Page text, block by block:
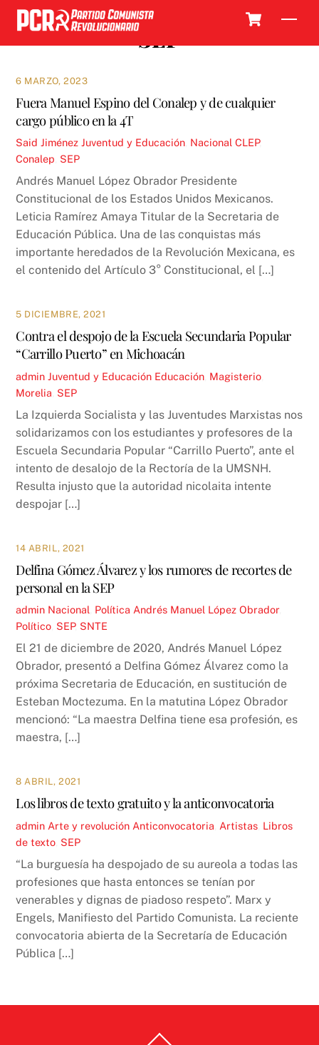
Skip
content
SEP
6 MARZO, 2023
Fuera Manuel Espino del Conalep y de cualquier
cargo público en la 4T
Said Jiménez Juventud y Educación Nacional CLEP,
Conalep SEP
Andrés Manuel López Obrador Presidente
Constitucional de los Estados Unidos Mexicanos.
Leticia Ramírez Amaya Titular de la Secretaria de
Educación Pública. Una de las conquistas más
importante heredados de la Revolución Mexicana, es
el contenido del Artículo 3° Constitucional, el […]
5 DICIEMBRE, 2021
Contra el despojo de la Escuela Secundaria Popular
“Carrillo Puerto” en Michoacán
admin Juventud y Educación Educación Magisterio
Morelia SEP
La Izquierda Socialista y las Juventudes Marxistas nos
solidarizamos con los estudiantes y profesores de la
Escuela Secundaria Popular “Carrillo Puerto”, ante el
intento de desalojo de la Rectoría de la UMSNH.
Resulta injusto que la autoridad nicolaita intente
despojar […]
14 ABRIL, 2021
Delfina Gómez Álvarez y los rumores de recortes de
personal en la SEP
admin Nacional Política Andrés Manuel López Obrador,
Político SEP, SNTE
El 21 de diciembre de 2020, Andrés Manuel López
Obrador, presentó a Delfina Gómez Álvarez como la
próxima Secretaria de Educación, en sustitución de
Esteban Moctezuma. En la matutina López Obrador
mencionó: “La maestra Delfina tiene esa profesión, es
maestra, […]
8 ABRIL, 2021
Los libros de texto gratuito y la anticonvocatoria
admin Arte y revolución Anticonvocatoria Artistas Libros
de texto SEP
“La burguesía ha despojado de su aureola a todas las
profesiones que hasta entonces se tenían por
venerables y dignas de piadoso respeto”. Marx y
Engels, Manifiesto del Partido Comunista. La reciente
convocatoria abierta de la Secretaría de Educación
Pública […]